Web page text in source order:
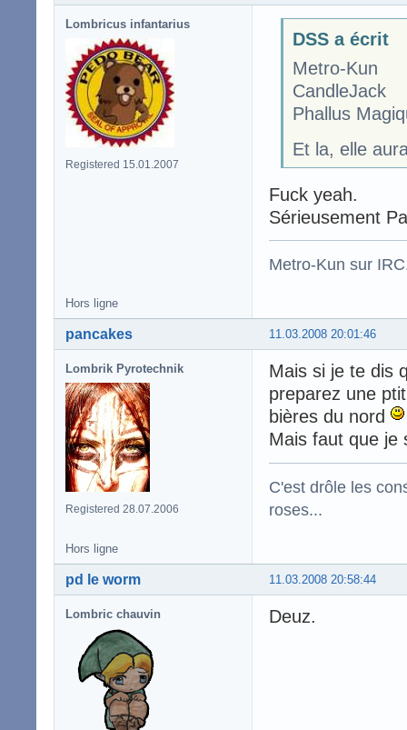
Lombricus infantarius
Registered 15.01.2007
DSS a écrit
Metro-Kun
CandleJack
Phallus
Et la, elle
Fuck yeah.
Sérieusement
Metro-Kun sur
Hors ligne
11.03.2008 20:01:46
pancakes
Lombrik Pyrotechnik
Registered 28.07.2006
Mais si je te dis
preparez une
bières du nord
Mais faut que je
C'est drôle les
roses...
Hors ligne
11.03.2008 20:58:44
pd le worm
Lombric chauvin Deuz.